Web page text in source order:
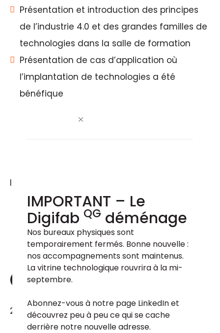
Présentation et introduction des principes
de l’industrie 4.0 et des grandes familles de
technologies dans la salle de formation
Présentation de cas d’application où
l’implantation de technologies a été
bénéfique
Inscription obligatoire
Je participe
Quand ?
26 mars 2021 de 9h00 à 12h00
IMPORTANT – Le
Digifab QG déménage
Nos bureaux physiques sont
temporairement fermés. Bonne nouvelle :
nos accompagnements sont maintenus.
La vitrine technologique rouvrira à la mi-
septembre.
Abonnez-vous à notre page LinkedIn et
découvrez peu à peu ce qui se cache
derrière notre nouvelle adresse.